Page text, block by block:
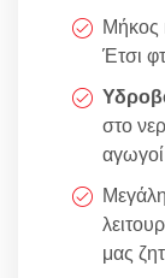
Μήκος
Έτσι
στο
μας